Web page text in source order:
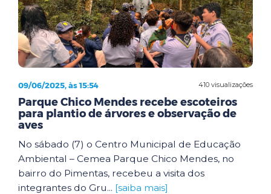
410 visualizações
09/06/2025, às 15:54
Parque Chico Mendes recebe escoteiros
para plantio de árvores e observação de
aves
No sábado (7) o Centro Municipal de Educação
Ambiental – Cemea Parque Chico Mendes, no
bairro do Pimentas, recebeu a visita dos
integrantes do Gru... [saiba mais]